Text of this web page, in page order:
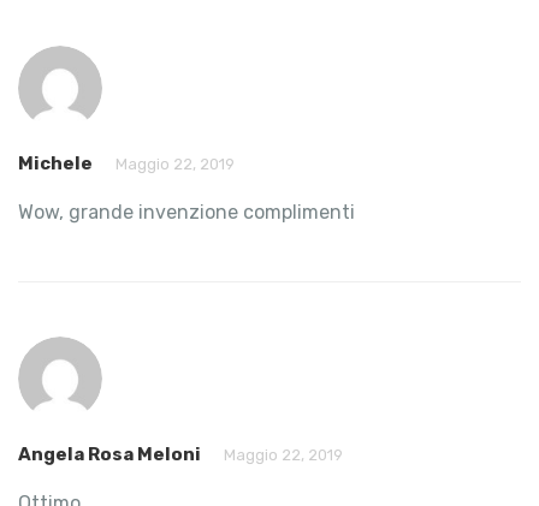
Michele Maggio 22, 2019
Wow, grande invenzione complimenti
Angela Rosa Meloni Maggio 22, 2019